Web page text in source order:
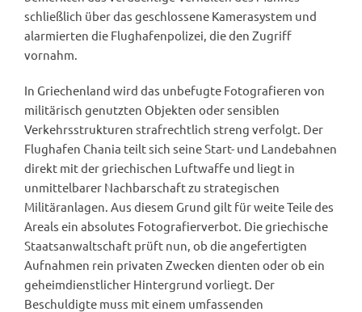
schließlich über das geschlossene Kamerasystem und
alarmierten die Flughafenpolizei, die den Zugriff
vornahm.
In Griechenland wird das unbefugte Fotografieren von
militärisch genutzten Objekten oder sensiblen
Verkehrsstrukturen strafrechtlich streng verfolgt. Der
Flughafen Chania teilt sich seine Start- und Landebahnen
direkt mit der griechischen Luftwaffe und liegt in
unmittelbarer Nachbarschaft zu strategischen
Militäranlagen. Aus diesem Grund gilt für weite Teile des
Areals ein absolutes Fotografierverbot. Die griechische
Staatsanwaltschaft prüft nun, ob die angefertigten
Aufnahmen rein privaten Zwecken dienten oder ob ein
geheimdienstlicher Hintergrund vorliegt. Der
Beschuldigte muss mit einem umfassenden